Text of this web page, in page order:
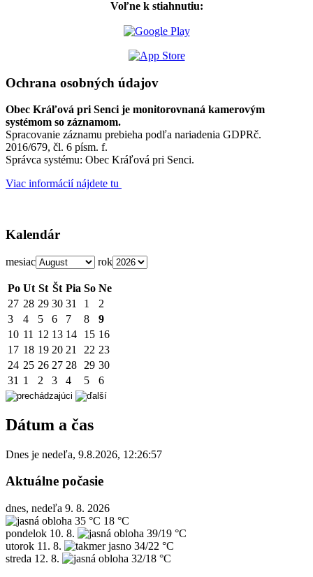
Voľne k stiahnutiu:
Ochrana osobných údajov
Obec Kráľová pri Senci je monitorovnaná kamerovým
systémom so záznamom.
Spracovanie záznamu prebieha podľa nariadenia GDPRč.
2016/679, čl. 6 písm. f.
Správca systému: Obec Kráľová pri Senci.
Viac informácií nájdete tu
Kalendár
mesiac rok
Po Ut St Št Pia So Ne
27 28 29 30 31 1
2
3
4 5 6 7 8
9
10 11 12 13 14 15 16
17 18 19 20 21 22 23
24 25 26 27 28 29 30
31 1 2 3 4 5 6
Dátum a čas
Dnes je nedeľa, 9.8.2026, 12:26:57
Aktuálne počasie
dnes, nedeľa 9. 8. 2026
35 °C 18 °C
pondelok 10. 8.
39/19 °C
utorok 11. 8.
34/22 °C
streda 12. 8. 32/18 °C